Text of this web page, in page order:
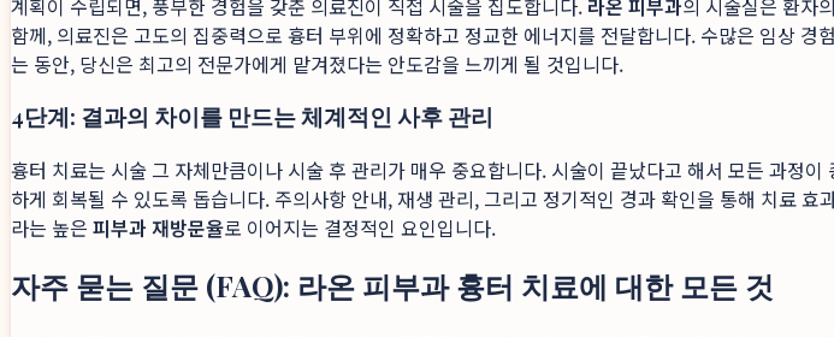
계획이 수립되면, 풍부한 경험을 갖춘 의료진이 직접 시술을 집도합니다. 라온 피부과의 시술실은 환자
함께, 의료진은 고도의 집중력으로 흉터 부위에 정확하고 정교한 에너지를 전달합니다. 수많은 임상
는 동안, 당신은 최고의 전문가에게 맡겨졌다는 안도감을 느끼게 될 것입니다.
4단계: 결과의 차이를 만드는 체계적인 사후 관리
흉터 치료는 시술 그 자체만큼이나 시술 후 관리가 매우 중요합니다. 시술이 끝났다고 해서 모든 과정이
하게 회복될 수 있도록 돕습니다. 주의사항 안내, 재생 관리, 그리고 정기적인 경과 확인을 통해 치료
라는 높은 피부과 재방문율로 이어지는 결정적인 요인입니다.
자주 묻는 질문 (FAQ): 라온 피부과 흉터 치료에 대한 모든 것